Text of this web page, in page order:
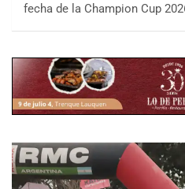
fecha de la Champion Cup